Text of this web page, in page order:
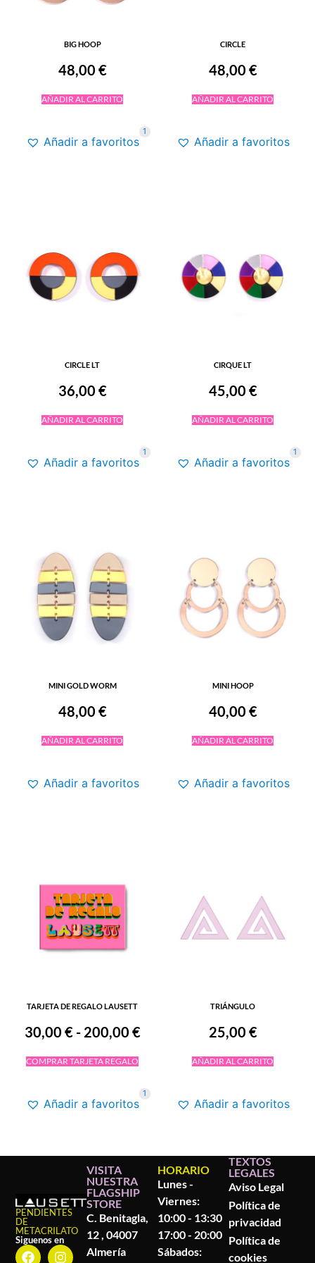
BIG HOOP
48,00 €
AÑADIR AL CARRITO
Añadir a favoritos
1
CIRCLE
48,00 €
AÑADIR AL CARRITO
Añadir a favoritos
CIRCLE LT
36,00 €
AÑADIR AL CARRITO
Añadir a favoritos
1
CIRQUE LT
45,00 €
AÑADIR AL CARRITO
Añadir a favoritos
1
MINI GOLD WORM
48,00 €
AÑADIR AL CARRITO
Añadir a favoritos
MINI HOOP
40,00 €
AÑADIR AL CARRITO
Añadir a favoritos
TARJETA DE REGALO LAUSETT
30,00 € - 200,00 €
COMPRAR TARJETA REGALO
Añadir a favoritos
1
TRIÁNGULO
25,00 €
AÑADIR AL CARRITO
Añadir a favoritos
PENDIENTES
DE
METACRILATO
Siguenos en
VISITA
NUESTRA
FLAGSHIP
STORE
C. Benitagla,
12 , 04007
Almería
HORARIO
Lunes -
Viernes:
10:00 - 13:30
17:00 - 20:00
Sábados:
TEXTOS
LEGALES
Aviso Legal
Política de
privacidad
Política de
cookies